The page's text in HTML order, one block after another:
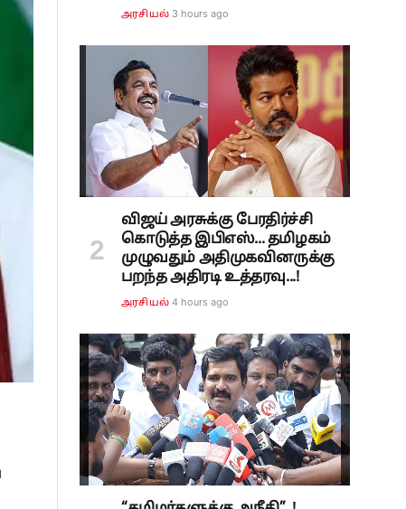
அரசியல் 3 hours ago
விஜய் அரசுக்கு பேரதிர்ச்சி
கொடுத்த இபிஎஸ்... தமிழகம்
முழுவதும் அதிமுகவினருக்கு
பறந்த அதிரடி உத்தரவு...!
அரசியல் 4 hours ago